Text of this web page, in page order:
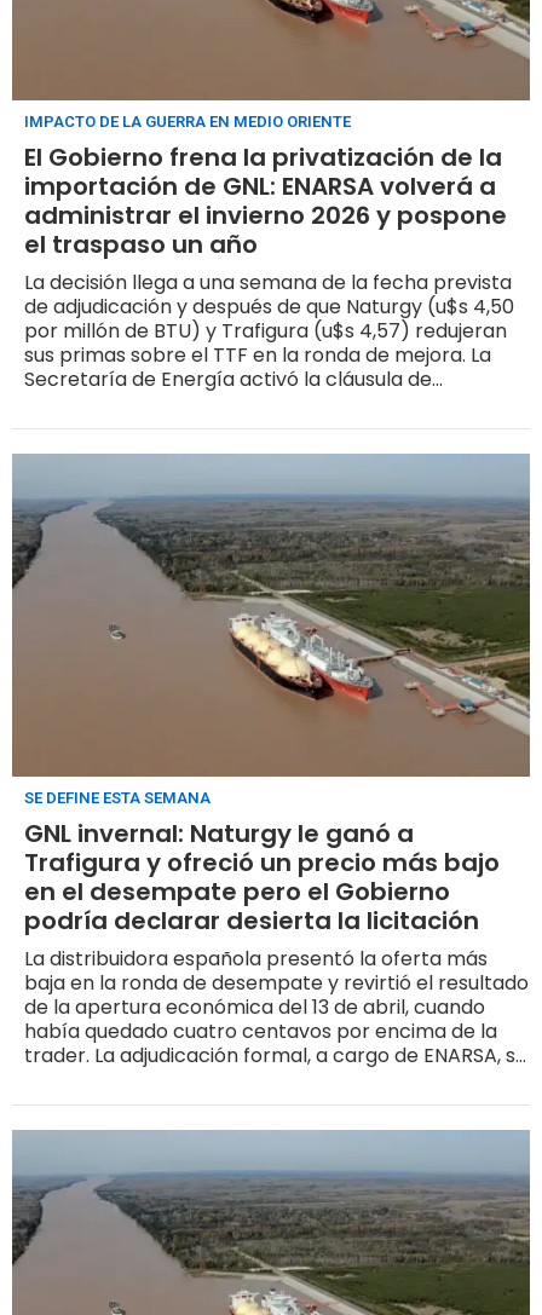
IMPACTO DE LA GUERRA EN MEDIO ORIENTE
El Gobierno frena la privatización de la
importación de GNL: ENARSA volverá a
administrar el invierno 2026 y pospone
el traspaso un año
La decisión llega a una semana de la fecha prevista
de adjudicación y después de que Naturgy (u$s 4,50
por millón de BTU) y Trafigura (u$s 4,57) redujeran
sus primas sobre el TTF en la ronda de mejora. La
Secretaría de Energía activó la cláusula de
ordenó que ENARSA retome la operación, en un
mercado global todavía tensionado por el cierre del
gasífero de Ras Laffan
SE DEFINE ESTA SEMANA
GNL invernal: Naturgy le ganó a
Trafigura y ofreció un precio más bajo
en el desempate pero el Gobierno
podría declarar desierta la licitación
La distribuidora española presentó la oferta más
baja en la ronda de desempate y revirtió el resultado
de la apertura económica del 13 de abril, cuando
había quedado cuatro centavos por encima de la
trader. La adjudicación formal, a cargo de ENARSA, se
declararse desierta si el precio no es el esperado